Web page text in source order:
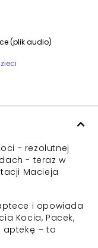
(plik audio)
- rezolutnej
- teraz w
Macieja
i opowiada
Kocia, Pacek,
aptekę – to